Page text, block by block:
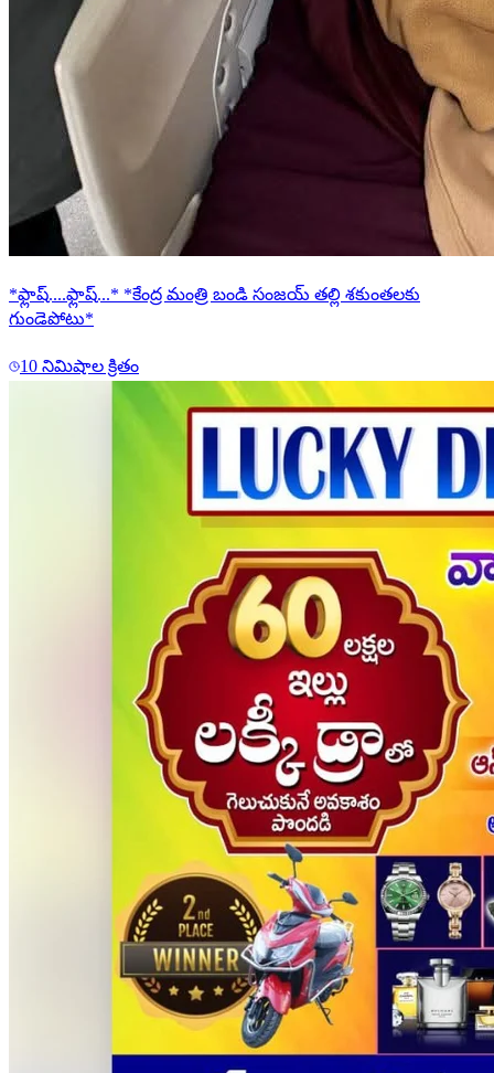
*ఫ్లాష్....ఫ్లాష్...* *కేంద్ర మంత్రి బండి సంజయ్ తల్లి శకుంతలకు
గుండెపోటు*
10 నిమిషాల క్రితం